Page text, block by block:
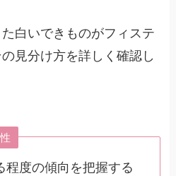
白いできものがフィステ
見分け方を詳しく確認し
程度の傾向を把握する